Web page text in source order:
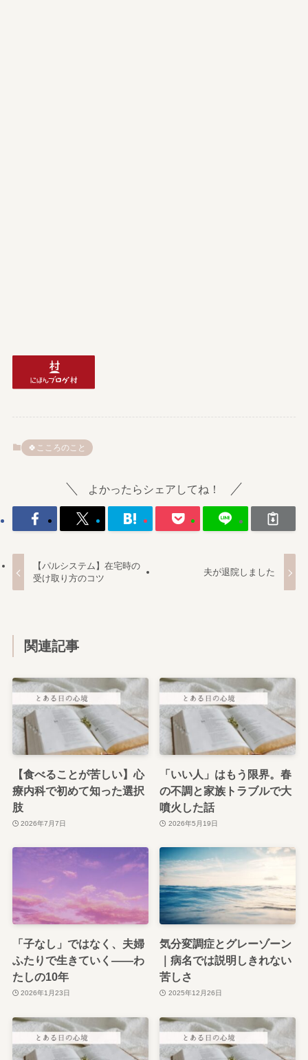
🍀こころのこと
よかったらシェアしてね！
【パルシステム】在宅時の
受け取り方のコツ
夫が退院しました
関連記事
【食べることが苦しい】心
療内科で初めて知った選択
肢
2026年7月7日
「いい人」はもう限界。春
の不調と家族トラブルで大
噴火した話
2026年5月19日
「子なし」ではなく、夫婦
ふたりで生きていく——わ
たしの10年
2026年1月23日
気分変調症とグレーゾーン
｜病名では説明しきれない
苦しさ
2025年12月26日